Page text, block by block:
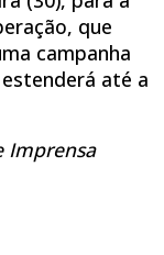
que
campanha
até a
Imprensa